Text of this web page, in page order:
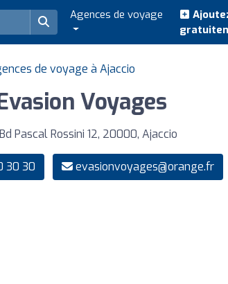
Agences de voyage
de voyage à Ajaccio
Voyages
Bd Pascal Rossini 12, 20000, Ajaccio
30 30 evasionvoyages@orange.fr